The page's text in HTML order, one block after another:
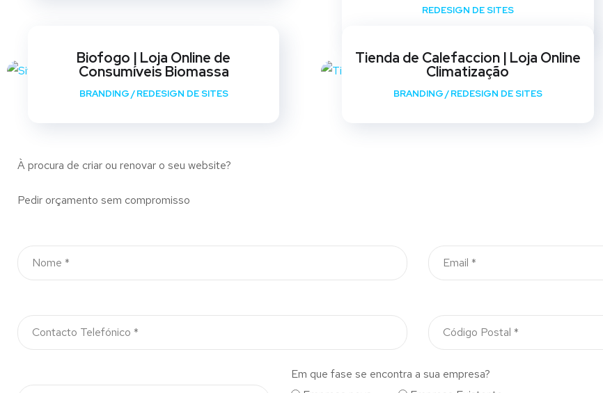
REDESIGN DE SITES
Biofogo | Loja Online de
Consumíveis Biomassa
BRANDING/REDESIGN DE SITES
Tienda de Calefaccion | Loja Online
Climatização
BRANDING/REDESIGN DE SITES
À procura de criar ou renovar o seu website?
Pedir orçamento sem compromisso
Em que fase se encontra a sua empresa?